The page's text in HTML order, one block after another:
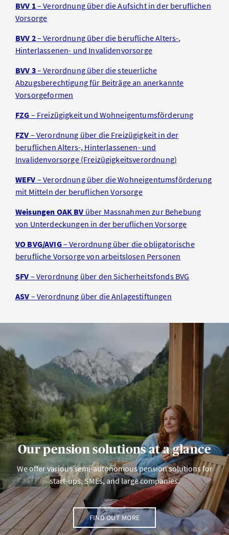
BVV 1– Verordnung über die Aufsicht in der beruflichen
Vorsorge
BVV 2– Verordnung über die berufliche Alters-,
Hinterlassenen- und Invalidenvorsorge
BVV 3– Verordnung über die steuerliche
Abzugsberechtigung für Beiträge an anerkannte
Vorsorgeformen
FZG – Freizügigkeit und Wohneigentumsförderung
FZV – Verordnung über die Freizügigkeit in der
beruflichen Alters-, Hinterlassenen- und
Invalidenvorsorge (Freizügigkeitsverordnung)
WEFV – Verordnung über die Wohneigentumsförderung
mit Mitteln der beruflichen Vorsorge
Weisungen OAK BV über Massnahmen zur Behebung
von Unterdeckungen in der beruflichen Vorsorge
VO BVG/AVIG– Verordnung über die obligatorische
berufliche Vorsorge von arbeitslosen Personen
SFV – Verordnung über den Sicherheitsfonds BVG
ASV – Verordnung über die Anlagestiftungen
Our pension solutions at a glance
We offer various semi-autonomous pension solutions for
start-ups, SMEs, and large companies.
FIND OUT MORE